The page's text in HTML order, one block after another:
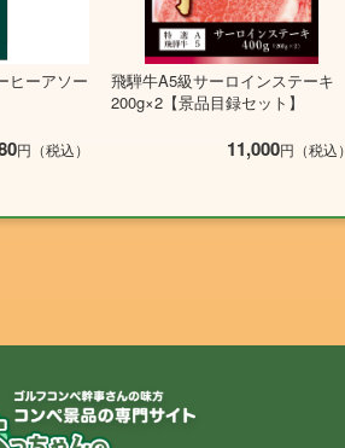
ヒーアソー
円（税込）
飛騨牛A5級サーロインステーキ
200g×2【景品目録セット】
11,000円（税込）